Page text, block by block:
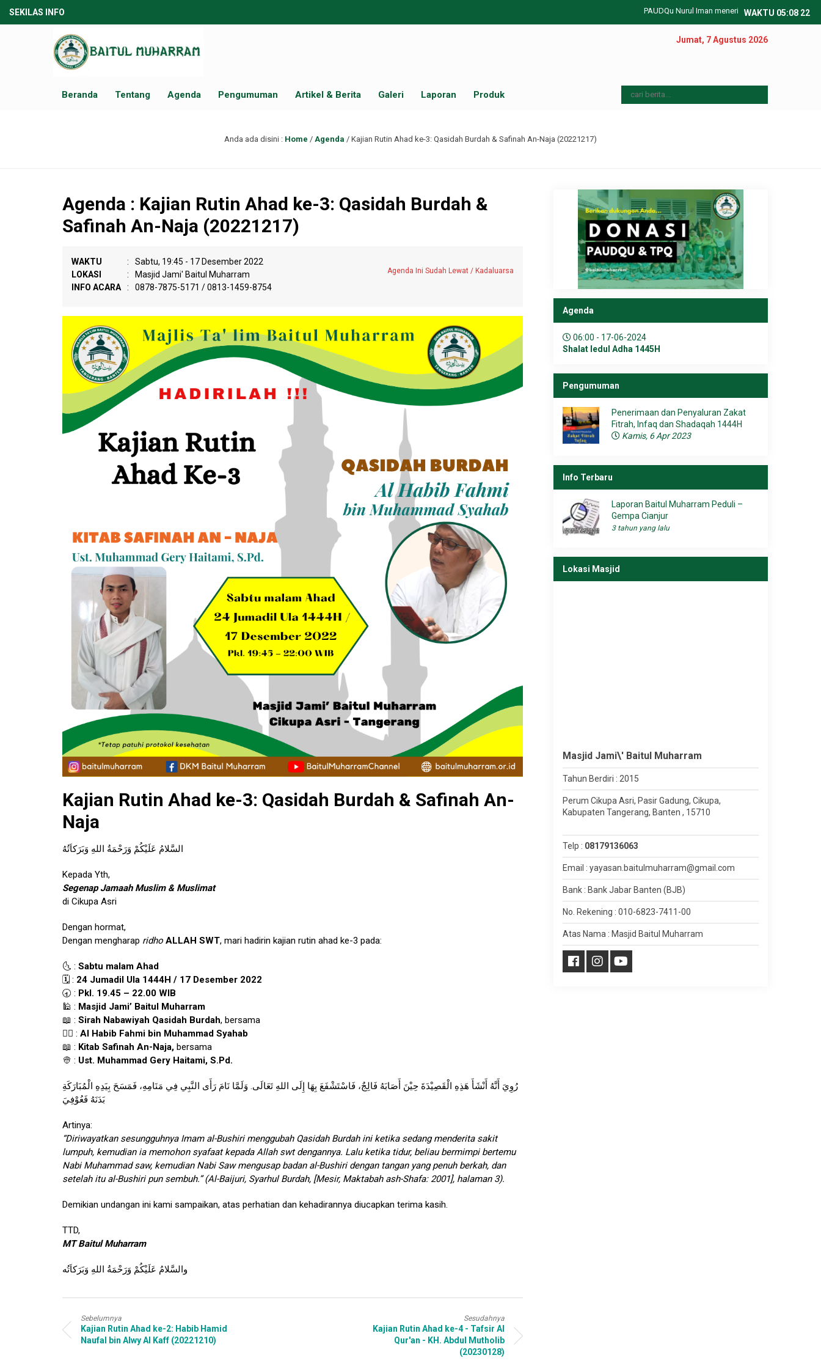
SEKILAS INFO PAUDQu Nurul Iman menerima pendaftaran peserta
WAKTU 05:08 23
Jumat, 7 Agustus 2026
Beranda Tentang Agenda Pengumuman Artikel & Berita Galeri Laporan Produk
Anda ada disini : Home / Agenda / Kajian Rutin Ahad ke-3: Qasidah Burdah & Safinah An-Naja (20221217)
Agenda : Kajian Rutin Ahad ke-3: Qasidah Burdah &
Safinah An-Naja (20221217)
WAKTU :
Sabtu, 19:45 - 17 Desember 2022
LOKASI
:
Masjid Jami' Baitul Muharram
INFO ACARA
: 0878-7875-5171 / 0813-1459-8754
Agenda Ini Sudah Lewat / Kadaluarsa
Kajian Rutin Ahad ke-3: Qasidah Burdah & Safinah An-
Naja
السَّلامُ عَلَيْكُمْ وَرَحْمَةُ اللهِ وَبَرَكاَتُهُ
Kepada Yth,
Segenap Jamaah Muslim & Muslimat
di Cikupa Asri
Dengan hormat,
Dengan mengharap ridho ALLAH SWT, mari hadirin kajian rutin ahad ke-3 pada:
🌜 : Sabtu malam Ahad
🗓️ : 24 Jumadil Ula 1444H / 17 Desember 2022
🕣 : Pkl. 19.45 – 22.00 WIB
🕌 : Masjid Jami’ Baitul Muharram
📖 : Sirah Nabawiyah Qasidah Burdah, bersama
👳‍♂️ : Al Habib Fahmi bin Muhammad Syahab
📖 : Kitab Safinah An-Naja, bersama
👳 : Ust. Muhammad Gery Haitami, S.Pd.
رُوِيَ أَنَّهُ أَنْشَأَ هَذِهِ الْقَصِيْدَةَ حِيْنَ أَصَابَهُ فَالِجٌ، فَاسْتَشْفَعَ بِهَا إِلَى اللهِ تَعَالَى. وَلَمَّا نَامَ رَأَى النَّبِي فِي مَنَامِهِ، فَمَسَحَ بِيَدِهِ الْمُبَارَكَةِ
بَدَنَهُ فَعُوْفِيَ
Artinya:
“Diriwayatkan sesungguhnya Imam al-Bushiri menggubah Qasidah Burdah ini ketika sedang menderita sakit
lumpuh, kemudian ia memohon syafaat kepada Allah swt dengannya. Lalu ketika tidur, beliau bermimpi bertemu
Nabi Muhammad saw, kemudian Nabi Saw mengusap badan al-Bushiri dengan tangan yang penuh berkah, dan
setelah itu al-Bushiri pun sembuh.” (Al-Baijuri, Syarhul Burdah, [Mesir, Maktabah ash-Shafa: 2001], halaman 3).
Demikian undangan ini kami sampaikan, atas perhatian dan kehadirannya diucapkan terima kasih.
TTD,
MT Baitul Muharram
والسَّلامُ عَلَيْكُمْ وَرَحْمَةُ اللهِ وَبَرَكاَتُه
Sebelumnya
Kajian Rutin Ahad ke-2: Habib Hamid
Naufal bin Alwy Al Kaff (20221210)
Sesudahnya
Kajian Rutin Ahad ke-4 - Tafsir Al
Qur'an - KH. Abdul Mutholib
(20230128)
Agenda
06:00 - 17-06-2024
Shalat Iedul Adha 1445H
Pengumuman
Penerimaan dan Penyaluran Zakat
Fitrah, Infaq dan Shadaqah 1444H
Kamis, 6 Apr 2023
Info Terbaru
Laporan Baitul Muharram Peduli –
Gempa Cianjur
3 tahun yang lalu
Lokasi Masjid
Masjid Jami\' Baitul Muharram
Tahun Berdiri : 2015
Perum Cikupa Asri, Pasir Gadung, Cikupa,
Kabupaten Tangerang, Banten , 15710
Telp : 08179136063
Email : yayasan.baitulmuharram@gmail.com
Bank : Bank Jabar Banten (BJB)
No. Rekening : 010-6823-7411-00
Atas Nama : Masjid Baitul Muharram